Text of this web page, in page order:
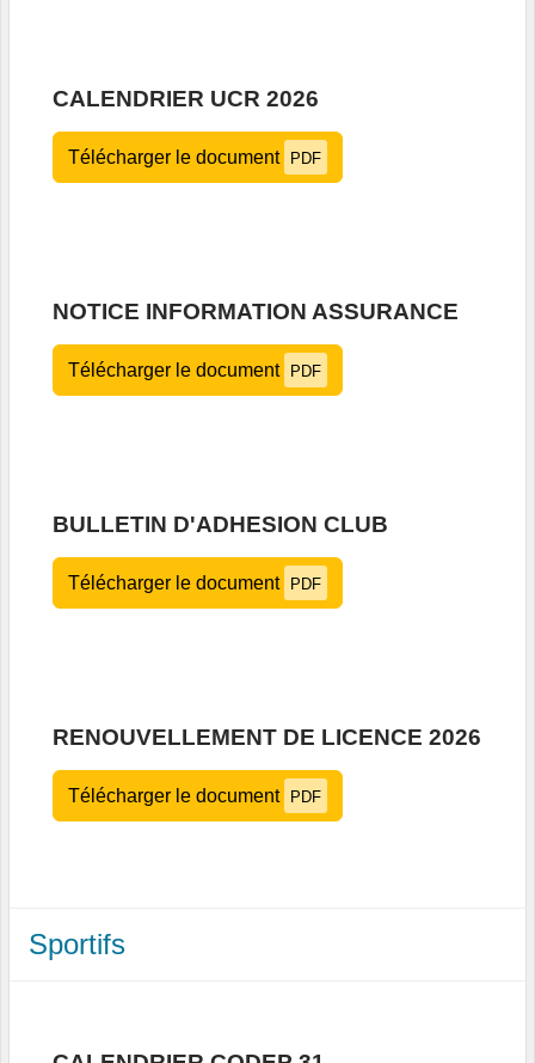
CALENDRIER UCR 2026
Télécharger le document PDF
NOTICE INFORMATION ASSURANCE
Télécharger le document PDF
BULLETIN D'ADHESION CLUB
Télécharger le document PDF
RENOUVELLEMENT DE LICENCE 2026
Télécharger le document PDF
Sportifs